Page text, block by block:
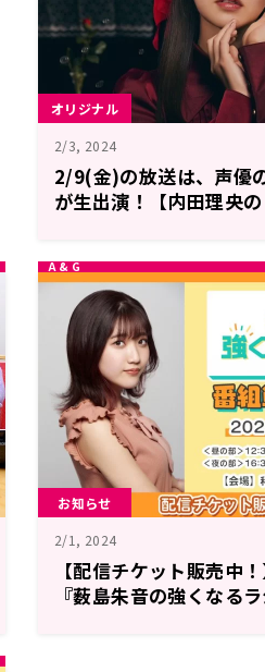
オリジナル
2/3, 2024
2/9(金)の放送は、声優
が生出演！【内田理央
お知らせ
2/1, 2024
【配信チケット販売中
『薮島朱音の強くなる